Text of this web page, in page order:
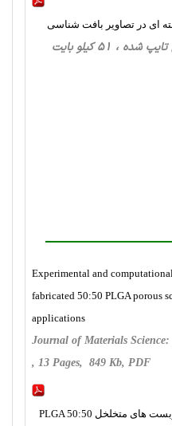
ای در تصاویر بافت شناسی
، پزشکی بالینی، 10 صفحه فارسی تایپ شده ، 51 کیلو بایت
Experimental and
fabricated 50:50 PLGA porous
applications
Journal of Materials
, 13 Pages, 849 Kb, PDF
مشخصه یابی تجربی و محاسباتی داربست های متخلخل PLGA 50:50